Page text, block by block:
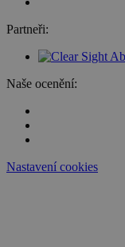
Partneři:
Naše ocenění:
Nastavení cookies